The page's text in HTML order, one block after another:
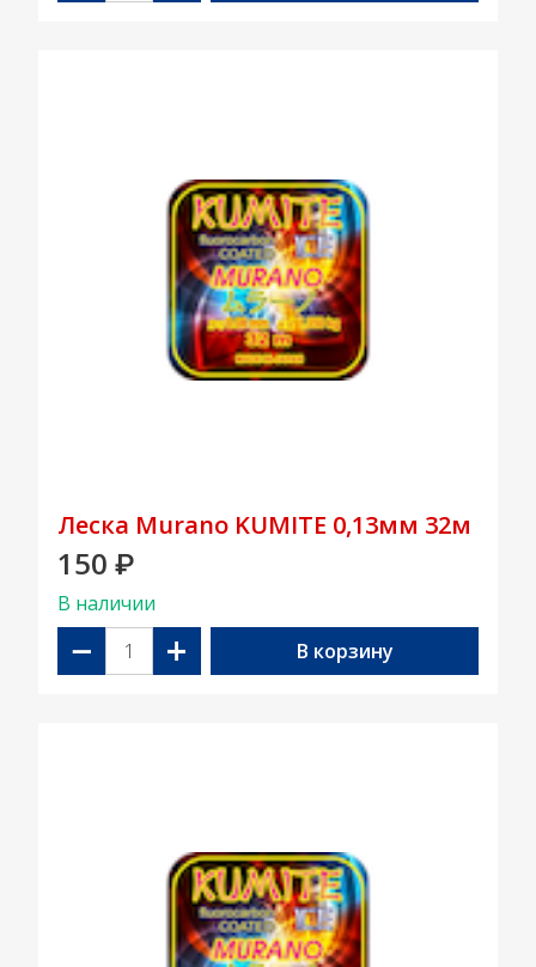
Леска Murano KUMITE 0,13мм 32м
150 ₽
В наличии
− + В корзину